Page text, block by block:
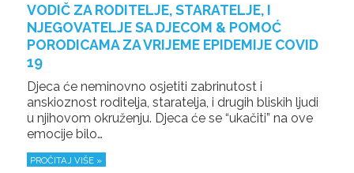
VODIČ ZA RODITELJE, STARATELJE, I
NJEGOVATELJE SA DJECOM & POMOĆ
PORODICAMA ZA VRIJEME EPIDEMIJE COVID
19
Djeca će neminovno osjetiti zabrinutost i
anskioznost roditelja, staratelja, i drugih bliskih ljudi
u njihovom okruženju. Djeca će se “ukačiti” na ove
emocije bilo…
PROČITAJ VIŠE »